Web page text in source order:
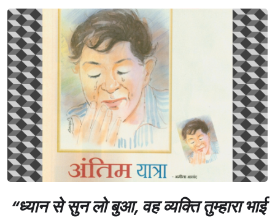
“ध्यान से सुन लो बुआ, वह व्यक्ति तुम्हारा भाई